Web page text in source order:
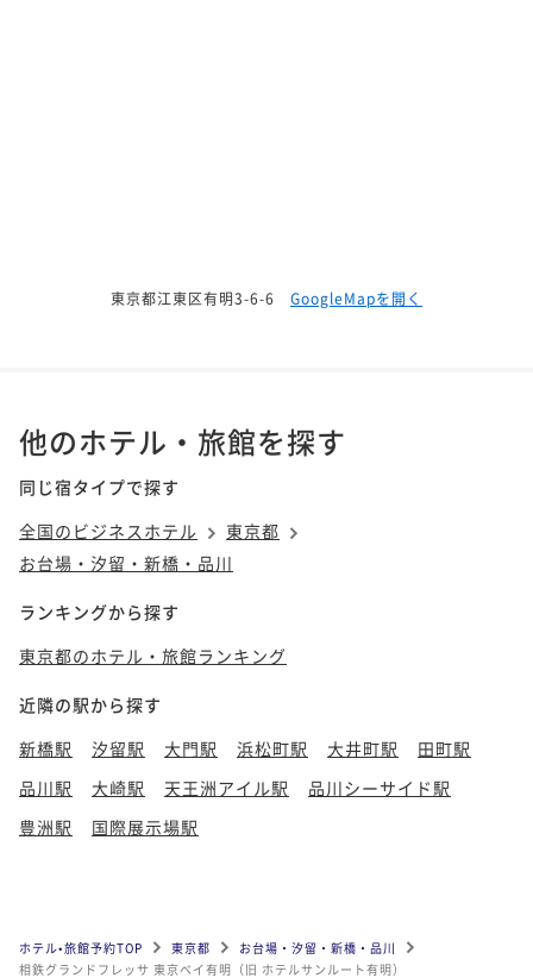
東京都江東区有明3-6-6 GoogleMapを開く
他のホテル・旅館を探す
同じ宿タイプで探す
全国のビジネスホテル
東京都
お台場・汐留・新橋・品川
ランキングから探す
東京都のホテル・旅館ランキング
近隣の駅から探す
新橋駅
汐留駅 大門駅 浜松町駅 大井町駅
田町駅
品川駅
大崎駅 天王洲アイル駅
品川シーサイド駅
豊洲駅
国際展示場駅
ホテル•旅館予約TOP 東京都
お台場・汐留・新橋・品川
相鉄グランドフレッサ 東京ベイ有明（旧 ホテルサンルート有明）